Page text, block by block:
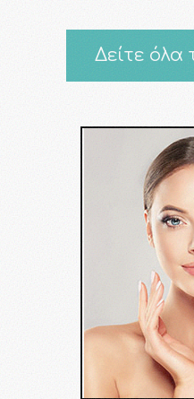
Δείτε όλα